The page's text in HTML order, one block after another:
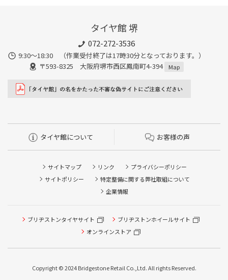
タイヤ館 堺
072-272-3536
9:30〜18:30 （作業受付終了は17時30分となっております。）
〒593-8325 大阪府堺市西区鳳南町4-394
Map
タイヤ館について お客様の声
サイトマップ リンク
プライバシーポリシー
サイトポリシー
特定整備に関する弊社取組について
企業情報
ブリヂストンタイヤサイト
ブリヂストンホイールサイト
オンラインストア
Copyright © 2024 Bridgestone Retail Co.,Ltd. All rights Reserved.
タイヤ点検・安全点検/タイヤ履き替え/オイル交換/その他